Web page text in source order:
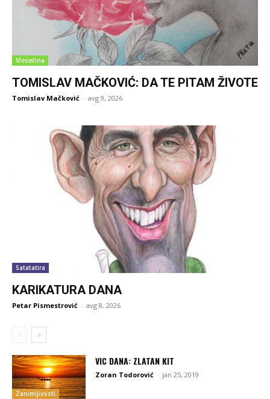
Mesečina
TOMISLAV MAČKOVIĆ: DA TE PITAM ŽIVOTE
Tomislav Mačković - avg 9, 2026
Satatatira
KARIKATURA DANA
Petar Pismestrović - avg 8, 2026
Zanimljivosti
VIC DANA: ZLATAN KIT
Zoran Todorović - jan 25, 2019